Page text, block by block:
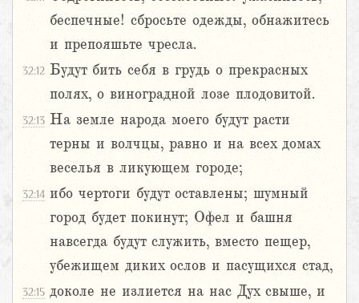
беспечные! сбросьте одежды, обнажитесь
и препояшьте чресла.
32:12 Будут бить себя в грудь о прекрасных
полях, о виноградной лозе плодовитой.
32:13 На земле народа моего будут расти
терны и волчцы, равно и на всех домах
веселья в ликующем городе;
32:14 ибо чертоги будут оставлены; шумный
город будет покинут; Офел и башня
навсегда будут служить, вместо пещер,
убежищем диких ослов и пасущихся стад,
32:15 доколе не излиется на нас Дух свыше, и